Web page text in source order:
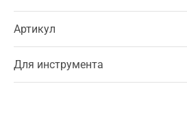
Артикул
Для инструмента